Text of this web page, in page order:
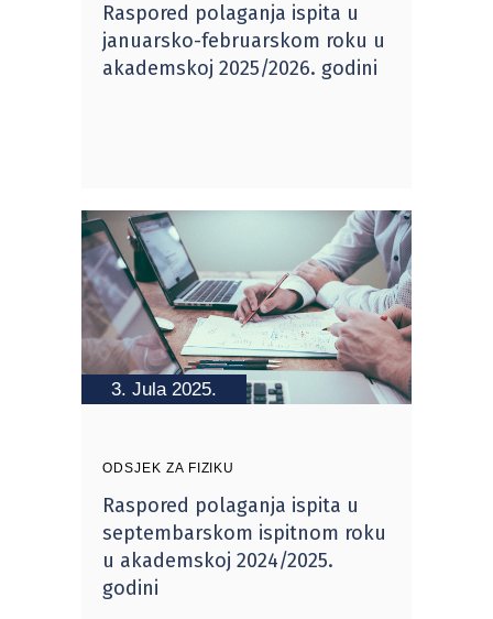
Raspored polaganja ispita u
januarsko-februarskom roku u
akademskoj 2025/2026. godini
3. Jula 2025.
ODSJEK ZA FIZIKU
Raspored polaganja ispita u
septembarskom ispitnom roku
u akademskoj 2024/2025.
godini